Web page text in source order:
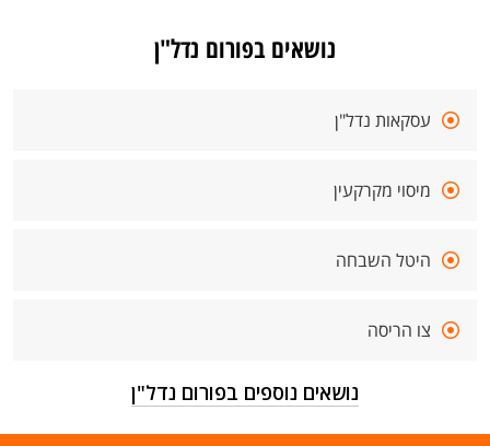
נושאים בפורום נדל"ן
עסקאות נדל"ן
מיסוי מקרקעין
היטל השבחה
צו הריסה
נושאים נוספים בפורום נדל"ן